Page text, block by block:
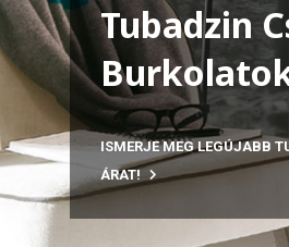
Tubadzin
ISMERJE MEG LEGÚJABB
ÁRAT!